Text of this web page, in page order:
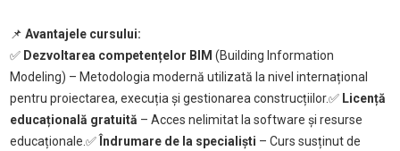
📌 Avantajele cursului:
✅ Dezvoltarea competențelor BIM (Building Information
Modeling) – Metodologia modernă utilizată la nivel internațional
pentru proiectarea, execuția și gestionarea construcțiilor.✅ Licență
educațională gratuită – Acces nelimitat la software și resurse
educaționale. ✅ Îndrumare de la specialiști – Curs susținut de